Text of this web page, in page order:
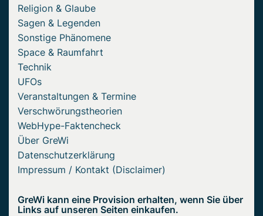
Religion & Glaube
Sagen & Legenden
Sonstige Phänomene
Space & Raumfahrt
Technik
UFOs
Veranstaltungen & Termine
Verschwörungstheorien
WebHype-Faktencheck
Über GreWi
Datenschutzerklärung
Impressum / Kontakt (Disclaimer)
GreWi kann eine Provision erhalten, wenn Sie über
Links auf unseren Seiten einkaufen.